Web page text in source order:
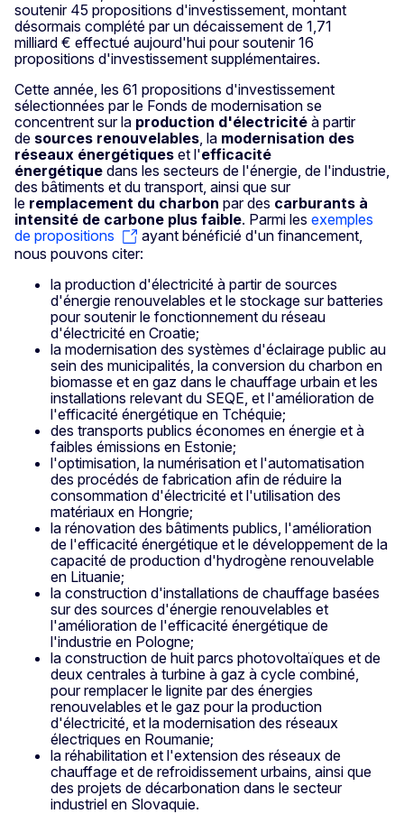
soutenir 45 propositions d'investissement, montant
désormais complété par un décaissement de 1,71
milliard € effectué aujourd'hui pour soutenir 16
propositions d'investissement supplémentaires.
Cette année, les 61 propositions d'investissement
sélectionnées par le Fonds de modernisation se
concentrent sur la production d'électricité à partir
de sources renouvelables, la modernisation des
réseaux énergétiques et l'efficacité
énergétique dans les secteurs de l'énergie, de l'industrie,
des bâtiments et du transport, ainsi que sur
le remplacement du charbon par des carburants à
intensité de carbone plus faible. Parmi les exemples
de propositions
ayant bénéficié d'un financement,
nous pouvons citer:
la production d'électricité à partir de sources
d'énergie renouvelables et le stockage sur batteries
pour soutenir le fonctionnement du réseau
d'électricité en Croatie;
la modernisation des systèmes d'éclairage public au
sein des municipalités, la conversion du charbon en
biomasse et en gaz dans le chauffage urbain et les
installations relevant du SEQE, et l'amélioration de
l'efficacité énergétique en Tchéquie;
des transports publics économes en énergie et à
faibles émissions en Estonie;
l'optimisation, la numérisation et l'automatisation
des procédés de fabrication afin de réduire la
consommation d'électricité et l'utilisation des
matériaux en Hongrie;
la rénovation des bâtiments publics, l'amélioration
de l'efficacité énergétique et le développement de la
capacité de production d'hydrogène renouvelable
en Lituanie;
la construction d'installations de chauffage basées
sur des sources d'énergie renouvelables et
l'amélioration de l'efficacité énergétique de
l'industrie en Pologne;
la construction de huit parcs photovoltaïques et de
deux centrales à turbine à gaz à cycle combiné,
pour remplacer le lignite par des énergies
renouvelables et le gaz pour la production
d'électricité, et la modernisation des réseaux
électriques en Roumanie;
la réhabilitation et l'extension des réseaux de
chauffage et de refroidissement urbains, ainsi que
des projets de décarbonation dans le secteur
industriel en Slovaquie.